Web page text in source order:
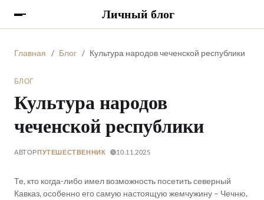
Личный блог
Главная Блог Культура народов чеченской республики
БЛОГ
Культура народов
чеченской республики
АВТОРПУТЕШЕСТВЕННИК 10.11.2025
Те, кто когда-либо имел возможность посетить северный
Кавказ, особенно его самую настоящую жемчужину – Чечню,